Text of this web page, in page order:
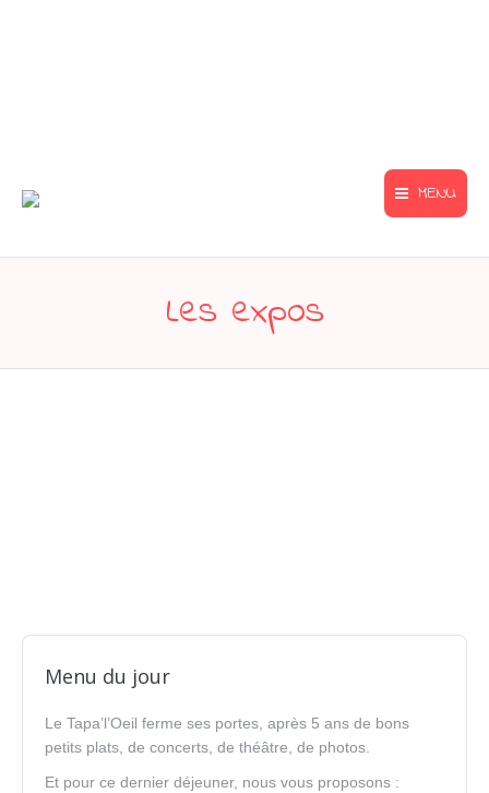
MENU
Les expos
24 septembre
2014
9 juillet 2014
30 mai 2014
30 mai 2014 25 mai 2014
Menu du jour
Le Tapa’l’Oeil ferme ses portes, après 5 ans de bons
petits plats, de concerts, de théâtre, de photos.
Et pour ce dernier déjeuner, nous vous proposons :